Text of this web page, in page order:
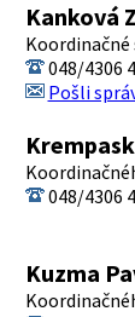
Kanková
Koordinačné
048/4306
Pošli
048/4306
Kuzma